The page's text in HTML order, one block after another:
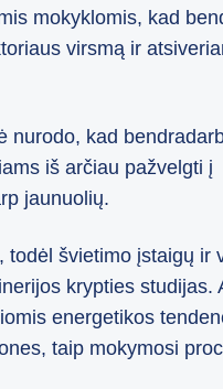
mokyklomis, kad
virsmą ir
nurodo, kad
iš arčiau pažvelgti į
jaunuolių.
todėl švietimo įstaigų ir
krypties studijas.
energetikos
taip mokymosi